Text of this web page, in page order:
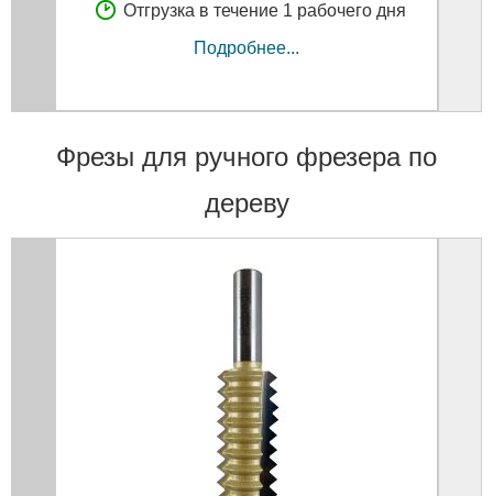
Отгрузка в течение 1 рабочего дня
Подробнее...
Фрезы для ручного фрезера по
дереву